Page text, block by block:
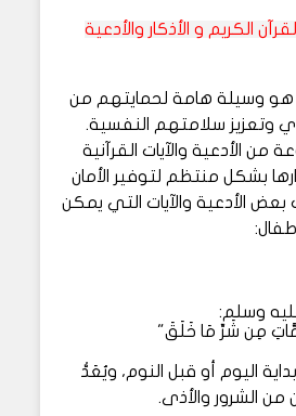
الكريم و الأذكار والأدعية
هو وسيلة هامة لحمايتهم من
وتعزيز سلامتهم النفسية.
الأدعية والآيات القرآنية
بشكل منتظم لتوفير الأمان
بعض الأدعية والآيات التي يمكن
وسلم:
مِن شَرِّ مَا خَلَقَ"
اليوم أو قبل النوم، ويُعَدُّ
الشرور والأذى.